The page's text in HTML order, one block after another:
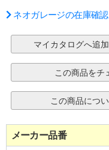
ネオガレージの在庫確認
メーカー品番